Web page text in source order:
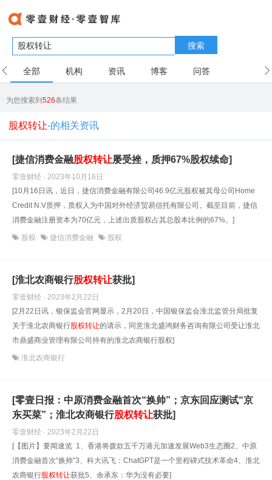
搜索
全部 机构 资讯 博客 问答
为您搜索到526条结果
股权转让-的相关资讯
[捷信消费金融股权转让屡受挫，质押67%股权续命]
零壹财经 · 2023年10月16日
[10月16日讯，近日，捷信消费金融有限公司46.9亿元股权被其母公司Home
Credit N.V质押，质权人为中国对外经济贸易信托有限公司。截至目前，捷信
消费金融注册资本为70亿元，上述出质股权占其总股本比例的67%。]
股权 捷信消费金融 股权
[淮北农商银行股权转让获批]
零壹财经 · 2023年2月22日
[2月22日讯，银保监会官网显示，2月20日，中国银保监会淮北监管分局批复
关于淮北农商银行股权转让的请示，同意淮北盛鸿财务咨询有限公司受让淮北
市鼎盛商业管理有限公司持有的淮北农商银行股权]
淮北农商银行
[零壹日报：中原消费金融首次“换帅”；京东回应测试“京
东买菜”；淮北农商银行股权转让获批]
零壹财经 · 2023年2月22日
[【图片】要闻速览 1、香港将拨款五千万港元加速发展Web3生态圈2、中原
消费金融首次“换帅”3、科大讯飞：ChatGPT是一个里程碑式技术革命4、淮北
农商银行股权转让获批5、余承东：华为没有必要]